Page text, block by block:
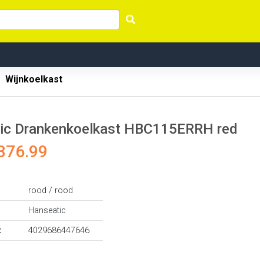
Wijnkoelkast
Drankenkoelkast HBC115ERRH red
rood / rood
Hanseatic
4029686447646